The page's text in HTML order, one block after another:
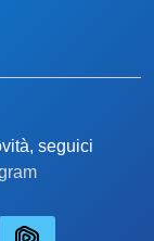
seguici